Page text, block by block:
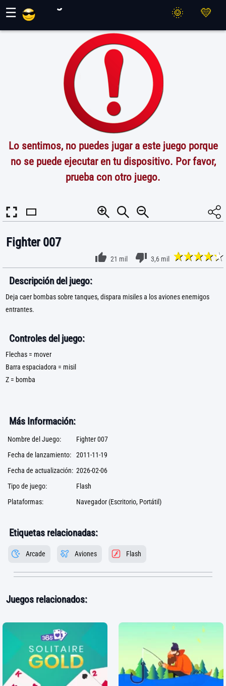
☰
Lo sentimos, no puedes jugar a este juego porque
no se puede ejecutar en tu dispositivo. Por favor,
prueba con otro juego.
Fighter 007
21 mil 3,6 mil
Descripción del juego:
Deja caer bombas sobre tanques, dispara misiles a los aviones enemigos
entrantes.
Controles del juego:
Flechas = mover
Barra espaciadora = misil
Z = bomba
Más Información:
Nombre del Juego:
Fighter 007
Fecha de lanzamiento: 2011-11-19
Fecha de actualización: 2026-02-06
Tipo de juego:
Flash
Plataformas:
Navegador (Escritorio, Portátil)
Etiquetas relacionadas:
Arcade Aviones Flash
Juegos relacionados: